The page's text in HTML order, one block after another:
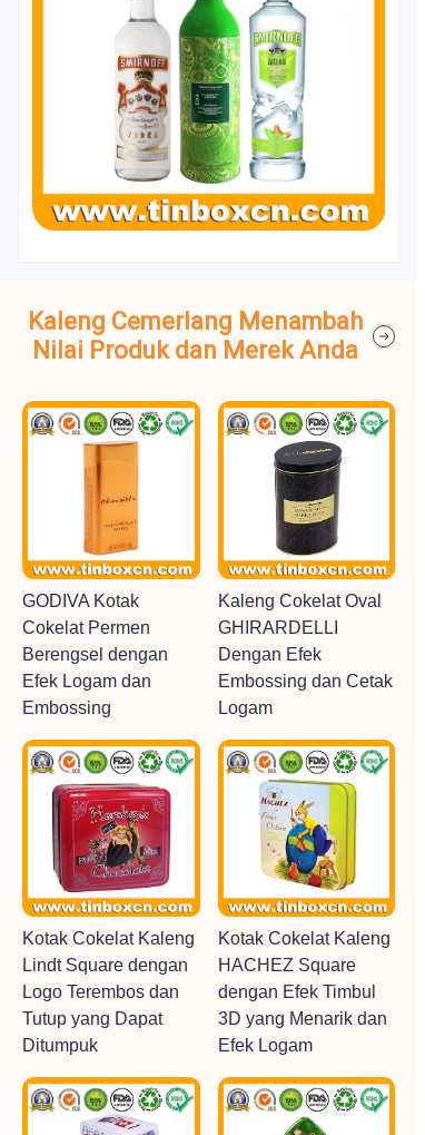
Kaleng Cemerlang Menambah
Nilai Produk dan Merek Anda
GODIVA Kotak
Cokelat Permen
Berengsel dengan
Efek Logam dan
Embossing
Kaleng Cokelat Oval
GHIRARDELLI
Dengan Efek
Embossing dan Cetak
Logam
Kotak Cokelat Kaleng
Lindt Square dengan
Logo Terembos dan
Tutup yang Dapat
Ditumpuk
Kotak Cokelat Kaleng
HACHEZ Square
dengan Efek Timbul
3D yang Menarik dan
Efek Logam